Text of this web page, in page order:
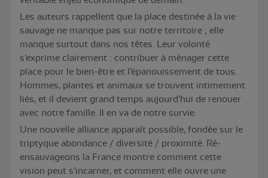
Les auteurs rappellent que la place destinée à la vie
sauvage ne manque pas sur notre territoire ; elle
manque surtout dans nos têtes. Leur volonté
s’exprime clairement : contribuer à ménager cette
place pour le bien-être et l’épanouissement de tous.
Hommes, plantes et animaux se trouvent intimement
liés, et il devient grand temps aujourd’hui de renouer
avec notre famille. Il en va de notre survie.
Une nouvelle alliance apparaît possible, fondée sur le
triptyque abondance / diversité / proximité. Ré-
ensauvageons la France montre comment cette
vision peut s’incarner, et comment elle ouvre une